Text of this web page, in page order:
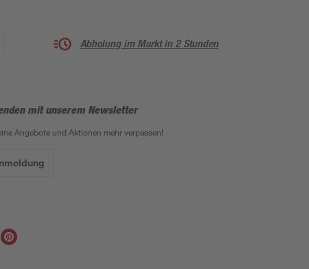
Abholung im Markt in 2 Stunden
mit unserem Newsletter
Angebote und Aktionen mehr verpassen!